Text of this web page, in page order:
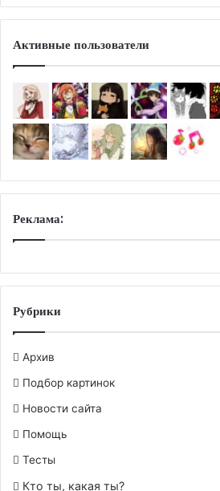
Активные пользователи
Реклама:
Рубрики
Архив
Подбор картинок
Новости сайта
Помощь
Тесты
Кто ты, какая ты?